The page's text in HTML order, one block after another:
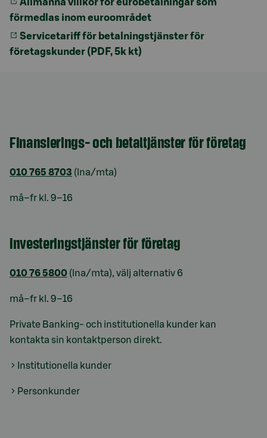
Allmänna villkor för eurobetalningar som
förmedlas inom euroområdet
Servicetariff för betalningstjänster för
företagskunder (PDF, 5k kt)
Finansierings- och betaltjänster för företag
010 765 8703 (lna/mta)
må–fr kl. 9–16
Investeringstjänster för företag
010 76 5800 (lna/mta), välj alternativ 6
må–fr kl. 9–16
Private Banking- och institutionella kunder kan
kontakta sin kontaktperson direkt.
Institutionella kunder
Personkunder